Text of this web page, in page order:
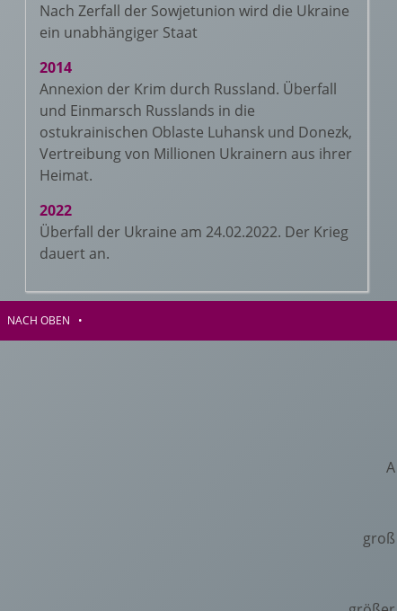
Nach Zerfall der Sowjetunion wird die Ukraine
ein unabhängiger Staat
2014
Annexion der Krim durch Russland. Überfall
und Einmarsch Russlands in die
ostukrainischen Oblaste Luhansk und Donezk,
Vertreibung von Millionen Ukrainern aus ihrer
Heimat.
2022
Überfall der Ukraine am 24.02.2022. Der Krieg
dauert an.
NACH OBEN •
A
groß